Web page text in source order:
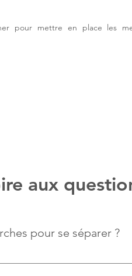
pour mettre en place les
aux
pour se séparer ?
du lien juridique qui